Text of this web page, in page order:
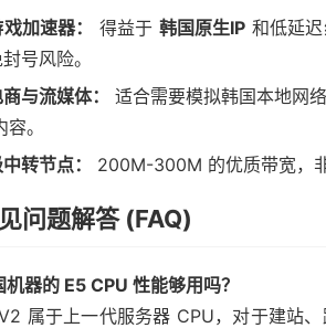
加速器： 得益于 韩国原生IP 和低延
号风险。
与流媒体：
适合需要模拟韩国本地网
容。
转节点：
200M-300M 的优质带宽，
问题解答 (FAQ)
器的 E5 CPU 性能够用吗？
属于上一代服务器 CPU，对于建站